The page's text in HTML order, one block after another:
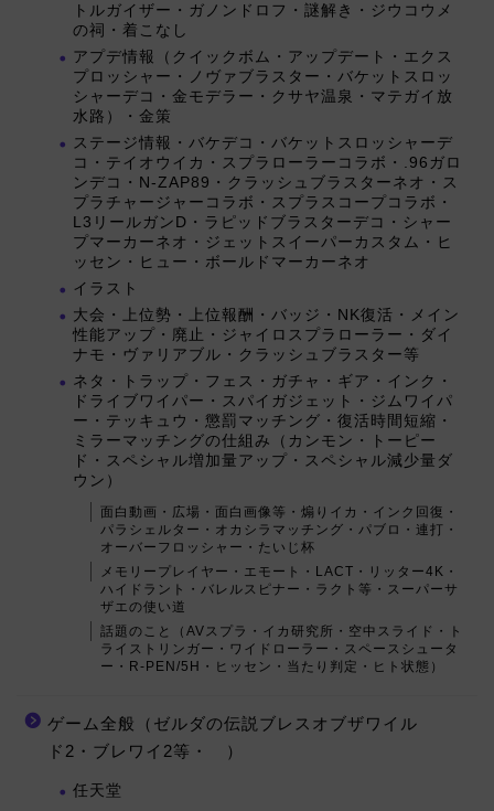
トルガイザー・ガノンドロフ・謎解き・ジウコウメ
の祠・着こなし
アプデ情報（クイックボム・アップデート・エクス
プロッシャー・ノヴァブラスター・バケットスロッ
シャーデコ・金モデラー・クサヤ温泉・マテガイ放
水路）・金策
ステージ情報・バケデコ・バケットスロッシャーデ
コ・テイオウイカ・スプラローラーコラボ・.96ガロ
ンデコ・N-ZAP89・クラッシュブラスターネオ・ス
プラチャージャーコラボ・スプラスコープコラボ・
L3リールガンD・ラピッドブラスターデコ・シャー
プマーカーネオ・ジェットスイーパーカスタム・ヒ
ッセン・ヒュー・ボールドマーカーネオ
イラスト
大会・上位勢・上位報酬・バッジ・NK復活・メイン
性能アップ・廃止・ジャイロスプラローラー・ダイ
ナモ・ヴァリアブル・クラッシュブラスター等
ネタ・トラップ・フェス・ガチャ・ギア・インク・
ドライブワイパー・スパイガジェット・ジムワイパ
ー・テッキュウ・懲罰マッチング・復活時間短縮・
ミラーマッチングの仕組み（カンモン・トーピー
ド・スペシャル増加量アップ・スペシャル減少量ダ
ウン）
面白動画・広場・面白画像等・煽りイカ・インク回復・
パラシェルター・オカシラマッチング・パブロ・連打・
オーバーフロッシャー・たいじ杯
メモリープレイヤー・エモート・LACT・リッター4K・
ハイドラント・バレルスピナー・ラクト等・スーパーサ
ザエの使い道
話題のこと（AVスプラ・イカ研究所・空中スライド・ト
ライストリンガー・ワイドローラー・スペースシュータ
ー・R-PEN/5H・ヒッセン・当たり判定・ヒト状態）
ゲーム全般（ゼルダの伝説ブレスオブザワイル
ド2・ブレワイ2等・ ）
任天堂